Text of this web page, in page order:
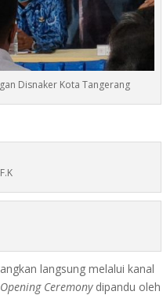
Disnaker Kota Tangerang
langsung melalui kanal
Opening Ceremonydipandu oleh